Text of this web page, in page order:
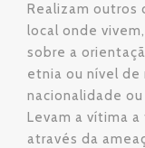
Realizam outros
local onde
sobre a
etnia ou nível de
nacionalidade
Levam a vítima
através da